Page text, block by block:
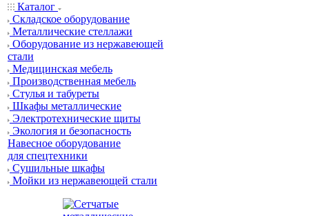
Каталог
Складское оборудование
Металлические стеллажи
Оборудование из нержавеющей
стали
Медицинская мебель
Производственная мебель
Стулья и табуреты
Шкафы металлические
Электротехнические щиты
Экология и безопасность
Навесное оборудование
для спецтехники
Сушильные шкафы
Мойки из нержавеющей стали